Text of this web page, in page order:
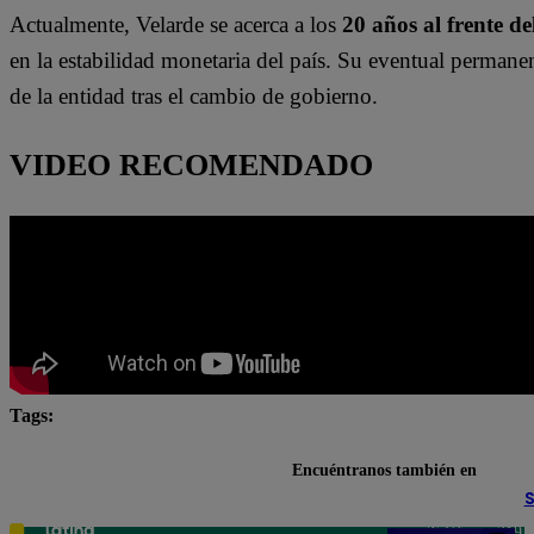
Actualmente, Velarde se acerca a los 20 años al frente
en la estabilidad monetaria del país. Su eventual
de la entidad tras el cambio de gobierno.
VIDEO RECOMENDADO
Tags:
Encuéntranos también en